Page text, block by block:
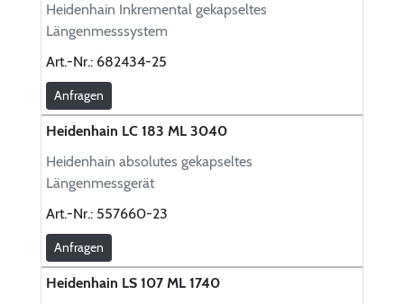
Heidenhain Inkremental gekapseltes
Längenmesssystem
Art.-Nr.: 682434-25
Anfragen
Heidenhain LC 183 ML 3040
Heidenhain absolutes gekapseltes
Längenmessgerät
Art.-Nr.: 557660-23
Anfragen
Heidenhain LS 107 ML 1740